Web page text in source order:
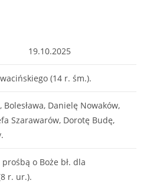
19.10.2025
(14 r. śm.).
Danielę Nowaków,
Szarawarów, Dorotę Budę,
o Boże bł. dla
r. ur.).